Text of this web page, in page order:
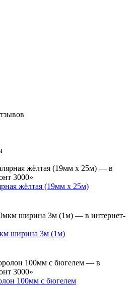
жёлтая (19мм х 25м)
ширина 3м (1м)
100мм с бюгелем